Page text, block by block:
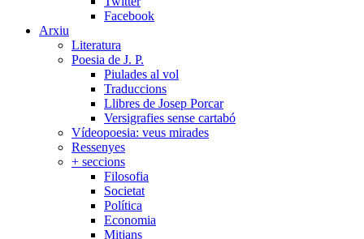
Facebook
Arxiu
Literatura
Poesia de J. P.
Piulades al vol
Traduccions
Llibres de Josep Porcar
Versigrafies sense cartabó
Vídeopoesia: veus mirades
Ressenyes
+ seccions
Filosofia
Societat
Política
Economia
Mitjans